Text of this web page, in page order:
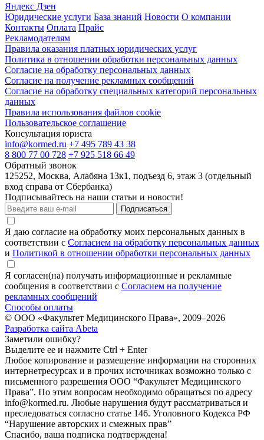
Яндекс Дзен
Юридические услуги База знаний Новости О компании
Контакты Оплата Прайс
Рекламодателям
Правила оказания платных юридических услуг
Политика в отношении обработки персональных данных
Согласие на обработку персональных данных
Согласие на получение рекламных сообщений
Согласие на обработку специальных категорий персональных
данных
Правила использования файлов cookie
Пользовательское соглашение
Консультация юриста
info@kormed.ru +7 495 789 43 38
8 800 77 00 728 +7 925 518 66 49
Обратный звонок
125252, Москва, Алабяна 13к1, подъезд 6, этаж 3 (отдельный
вход справа от Сбербанка)
Подписывайтесь на наши статьи и новости!
Подписаться
Я даю согласие на обработку моих персональных данных в
соответствии с Согласием на обработку персональных данных
и Политикой в отношении обработки персональных данных
Я согласен(на) получать информационные и рекламные
сообщения в соответствии с Согласием на получение
рекламных сообщений
Способы оплаты
© ООО «Факультет Медицинского Права», 2009–2026
Разработка сайта Abeta
Заметили ошибку?
Выделите ее и нажмите Ctrl + Enter
Любое копирование и размещение информации на сторонних
интернет­ресурсах и в прочих источниках возможно только с
письменного разрешения ООО “Факультет Медицинского
Права”. По этим вопросам необходимо обращаться по адресу
info@kormed.ru. Любые нарушения будут рассматриваться и
преследоваться согласно статье 146. Уголовного Кодекса РФ
“Нарушение авторских и смежных прав”
Спасибо, ваша подписка подтверждена!